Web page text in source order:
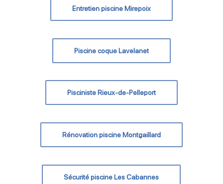
Entretien piscine Mirepoix
Piscine coque Lavelanet
Pisciniste Rieux-de-Pelleport
Rénovation piscine Montgaillard
Sécurité piscine Les Cabannes